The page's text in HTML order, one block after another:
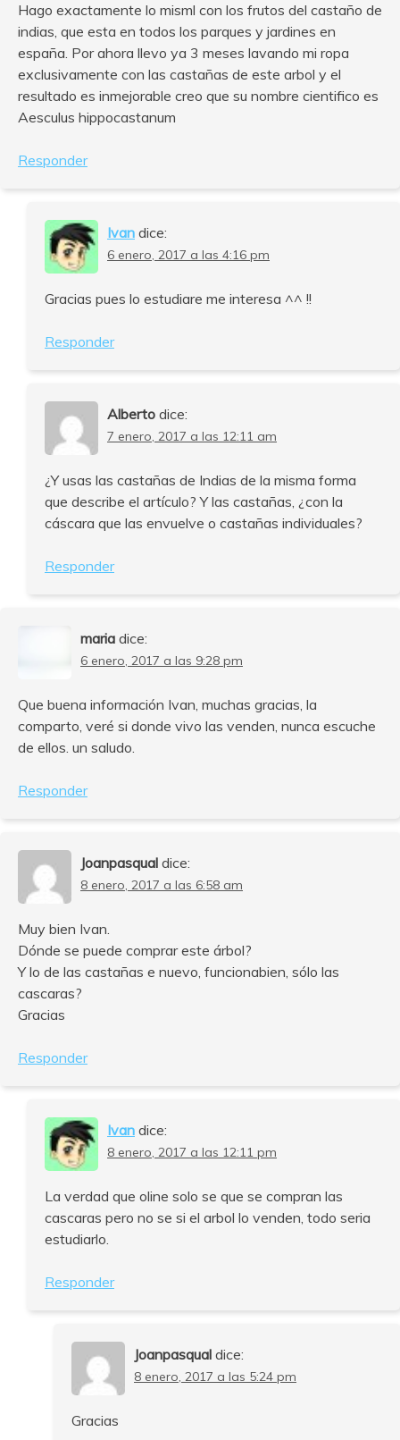
Hago exactamente lo misml con los frutos del castaño de
indias, que esta en todos los parques y jardines en
españa. Por ahora llevo ya 3 meses lavando mi ropa
exclusivamente con las castañas de este arbol y el
resultado es inmejorable creo que su nombre cientifico es
Aesculus hippocastanum
Responder
Ivan dice:
6 enero, 2017 a las 4:16 pm
Gracias pues lo estudiare me interesa ^^ !!
Responder
Alberto dice:
7 enero, 2017 a las 12:11 am
¿Y usas las castañas de Indias de la misma forma
que describe el artículo? Y las castañas, ¿con la
cáscara que las envuelve o castañas individuales?
Responder
maria dice:
6 enero, 2017 a las 9:28 pm
Que buena información Ivan, muchas gracias, la
comparto, veré si donde vivo las venden, nunca escuche
de ellos. un saludo.
Responder
Joanpasqual dice:
8 enero, 2017 a las 6:58 am
Muy bien Ivan.
Dónde se puede comprar este árbol?
Y lo de las castañas e nuevo, funcionabien, sólo las
cascaras?
Gracias
Responder
Ivan dice:
8 enero, 2017 a las 12:11 pm
La verdad que oline solo se que se compran las
cascaras pero no se si el arbol lo venden, todo seria
estudiarlo.
Responder
Joanpasqual dice:
8 enero, 2017 a las 5:24 pm
Gracias